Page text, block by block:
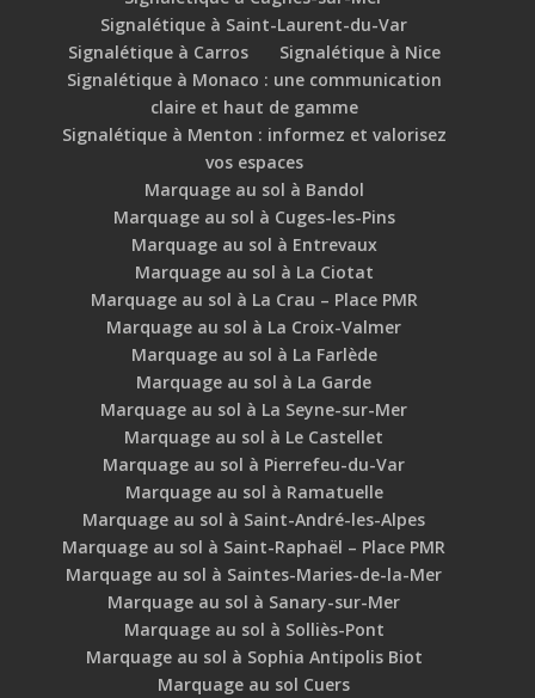
Signalétique à Saint-Laurent-du-Var
Signalétique à Carros
Signalétique à Nice
Signalétique à Monaco : une communication
claire et haut de gamme
Signalétique à Menton : informez et valorisez
vos espaces
Marquage au sol à Bandol
Marquage au sol à Cuges-les-Pins
Marquage au sol à Entrevaux
Marquage au sol à La Ciotat
Marquage au sol à La Crau – Place PMR
Marquage au sol à La Croix-Valmer
Marquage au sol à La Farlède
Marquage au sol à La Garde
Marquage au sol à La Seyne-sur-Mer
Marquage au sol à Le Castellet
Marquage au sol à Pierrefeu-du-Var
Marquage au sol à Ramatuelle
Marquage au sol à Saint-André-les-Alpes
Marquage au sol à Saint-Raphaël – Place PMR
Marquage au sol à Saintes-Maries-de-la-Mer
Marquage au sol à Sanary-sur-Mer
Marquage au sol à Solliès-Pont
Marquage au sol à Sophia Antipolis Biot
Marquage au sol Cuers